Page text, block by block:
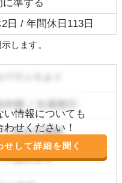
準ずる
日 / 年間休日113日
します。
い情報についても
せください！
せして詳細を聞く